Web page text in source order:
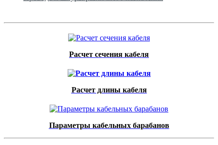
Расчет сечения кабеля
Расчет длины кабеля
Параметры кабельных барабанов